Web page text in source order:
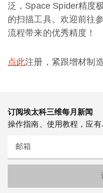
泛，Space Spider精度
的扫描工具。欢迎前往
流程带来的优秀精度！
点此注册，紧跟增材制
订阅埃太科三维每月新闻
操作指南、使用教程，应有
邮箱